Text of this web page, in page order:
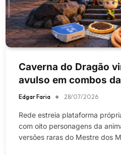
Caverna do Dragão
avulso em combos
Edgar Faria 28/07/2026
Rede estreia plataforma
com oito personagens da
versões raras do Mestre dos